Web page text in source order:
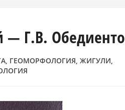
Г.В.
, ГЕОМОРФОЛОГИЯ, ЖИГУЛИ,